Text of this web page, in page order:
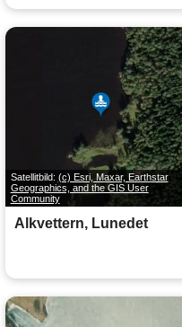
Satellitbild: (c) Esri, Maxar, Earthstar
Geographics, and the GIS User
Community
Alkvettern, Lunedet